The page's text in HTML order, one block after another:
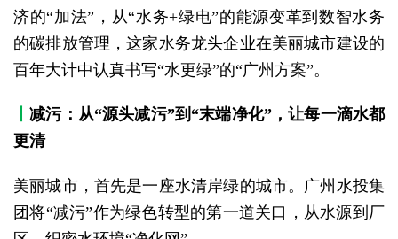
济的“加法”，从“水务+绿电”的能源变革到数智水务
的碳排放管理，这家水务龙头企业在美丽城市建设的
百年大计中认真书写“水更绿”的“广州方案”。
丨减污：从“源头减污”到“末端净化”，让每一滴水都
更清
美丽城市，首先是一座水清岸绿的城市。广州水投集
团将“减污”作为绿色转型的第一道关口，从水源到厂